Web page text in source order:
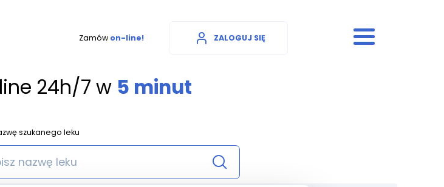
Zamów on-line! ZALOGUJ SIĘ
24h/7 w 5 minut
szukanego leku